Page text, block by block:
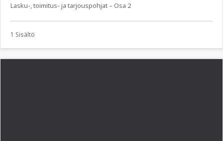
Lasku-, toimitus- ja tarjouspohjat – Osa 2
1 Sisältö